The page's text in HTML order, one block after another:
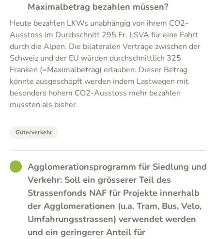
Maximalbetrag bezahlen müssen?
Heute bezahlen LKWs unabhängig von ihrem CO2-
Ausstoss im Durchschnitt 295 Fr. LSVA für eine Fahrt
durch die Alpen. Die bilateralen Verträge zwischen der
Schweiz und der EU würden durchschnittlich 325
Franken (=Maximalbetrag) erlauben. Dieser Betrag
könnte ausgeschöpft werden indem Lastwagen mit
besonders hohem CO2-Ausstoss mehr bezahlen
müssten als bisher.
Güterverkehr
GOODAgglomerationsprogramm für Siedlung und
Verkehr: Soll ein grösserer Teil des
Strassenfonds NAF für Projekte innerhalb
der Agglomerationen (u.a. Tram, Bus, Velo,
Umfahrungsstrassen) verwendet werden
und ein geringerer Anteil für